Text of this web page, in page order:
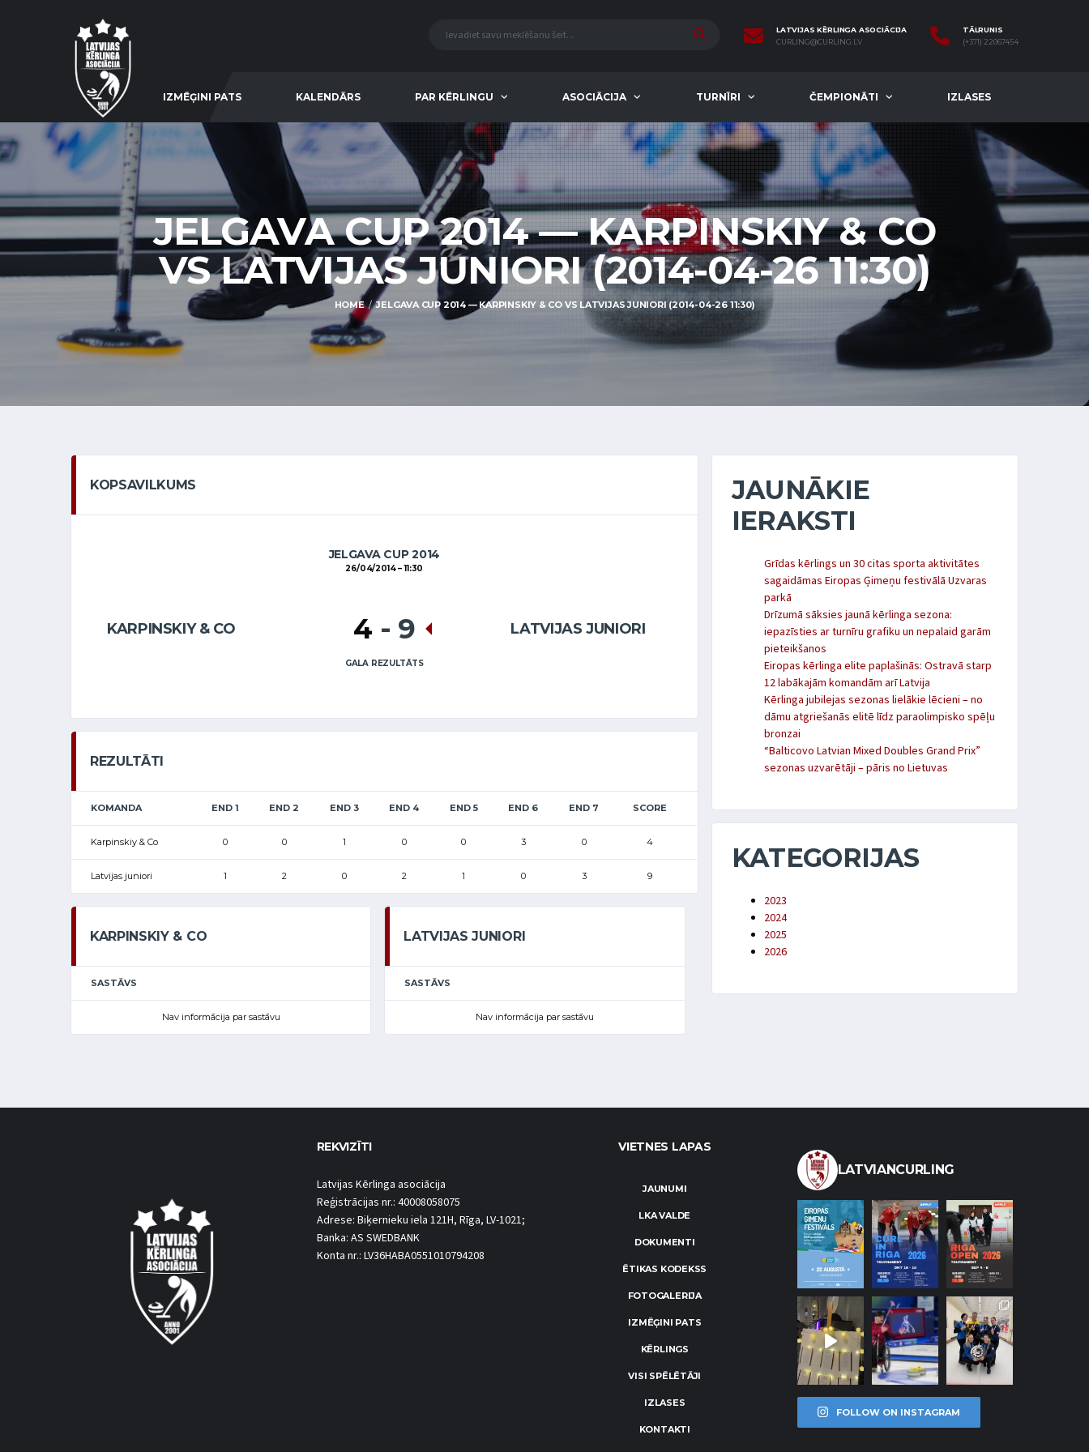
LATVIJAS KĒRLINGA ASOCIĀCIJA
CURLING@CURLING.LV
TĀLRUNIS
(+371) 22067454
IZMĒĢINI PATS KALENDĀRS PAR KĒRLINGU ASOCIĀCIJA TURNĪRI ČEMPIONĀTI IZLASES
JELGAVA CUP 2014 — KARPINSKIY & CO
VS LATVIJAS JUNIORI (2014-04-26 11:30)
HOME JELGAVA CUP 2014 — KARPINSKIY & CO VS LATVIJAS JUNIORI (2014-04-26 11:30)
KOPSAVILKUMS
JELGAVA CUP 2014
26/04/2014 11:30
KARPINSKIY & CO LATVIJAS JUNIORI
4 - 9
GALA REZULTĀTS
REZULTĀTI
KOMANDA END 1 END 2 END 3 END 4 END 5 END 6 END 7 SCORE
Karpinskiy & Co 0 0 1 0 0 3 0 4
Latvijas juniori 1 2 0 2 1 0 3 9
KARPINSKIY & CO
SASTĀVS
Nav informācija par sastāvu
LATVIJAS JUNIORI
SASTĀVS
Nav informācija par sastāvu
JAUNĀKIE
IERAKSTI
Grīdas kērlings un 30 citas sporta aktivitātes
sagaidāmas Eiropas Ģimeņu festivālā Uzvaras
parkā
Drīzumā sāksies jaunā kērlinga sezona:
iepazīsties ar turnīru grafiku un nepalaid garām
pieteikšanos
Eiropas kērlinga elite paplašinās: Ostravā starp
12 labākajām komandām arī Latvija
Kērlinga jubilejas sezonas lielākie lēcieni – no
dāmu atgriešanās elitē līdz paraolimpisko spēļu
bronzai
“Balticovo Latvian Mixed Doubles Grand Prix”
sezonas uzvarētāji – pāris no Lietuvas
KATEGORIJAS
2023
2024
2025
2026
REKVIZĪTI
Latvijas Kērlinga asociācija
Reģistrācijas nr.: 40008058075
Adrese: Biķernieku iela 121H, Rīga, LV-1021;
Banka: AS SWEDBANK
Konta nr.: LV36HABA0551010794208
VIETNES LAPAS
JAUNUMI
LKA VALDE
DOKUMENTI
ĒTIKAS KODEKSS
FOTOGALERIJA
IZMĒĢINI PATS
KĒRLINGS
VISI SPĒLĒTĀJI
IZLASES
KONTAKTI
LATVIANCURLING
FOLLOW ON INSTAGRAM